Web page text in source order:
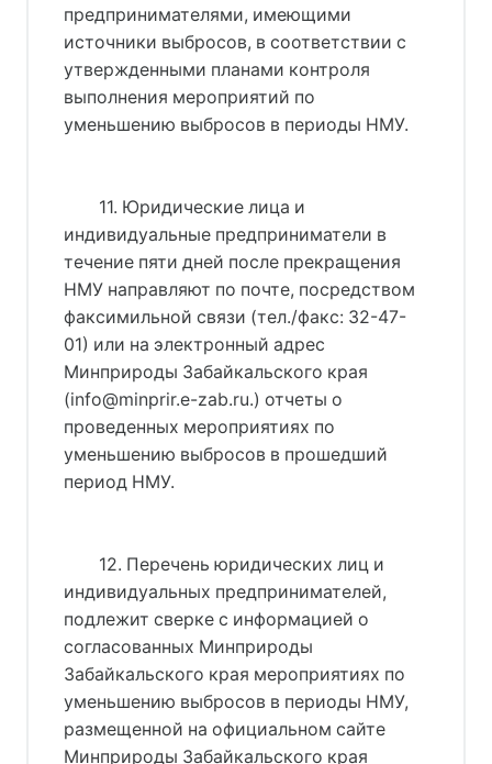
предпринимателями, имеющими
источники выбросов, в соответствии с
утвержденными планами контроля
выполнения мероприятий по
уменьшению выбросов в периоды НМУ.
11. Юридические лица и
индивидуальные предприниматели в
течение пяти дней после прекращения
НМУ направляют по почте, посредством
факсимильной связи (тел./факс: 32-47-
01) или на электронный адрес
Минприроды Забайкальского края
(info@minprir.e-zab.ru.) отчеты о
проведенных мероприятиях по
уменьшению выбросов в прошедший
период НМУ.
12. Перечень юридических лиц и
индивидуальных предпринимателей,
подлежит сверке с информацией о
согласованных Минприроды
Забайкальского края мероприятиях по
уменьшению выбросов в периоды НМУ,
размещенной на официальном сайте
Минприроды Забайкальского края